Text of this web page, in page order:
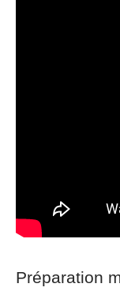
Préparation